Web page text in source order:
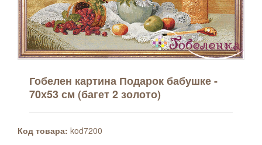
Гобелен картина Подарок бабушке -
70х53 см (багет 2 золото)
Код товара: kod7200